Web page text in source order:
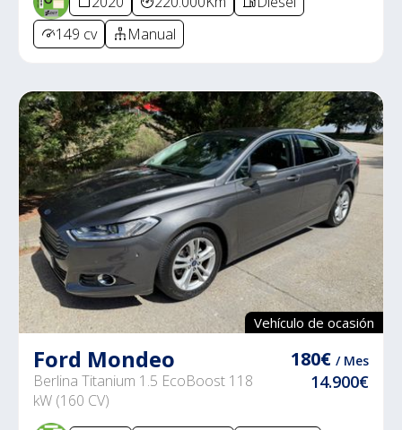
149 cv
Manual
Vehículo de ocasión
Ford Mondeo
Berlina Titanium 1.5 EcoBoost 118
kW (160 CV)
180€ / Mes
14.900€